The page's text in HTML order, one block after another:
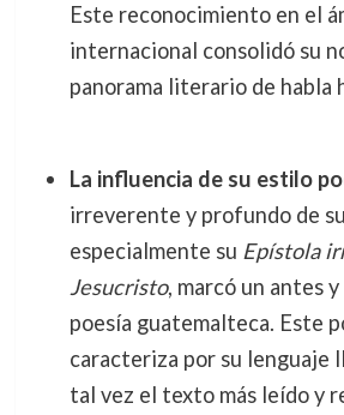
Este reconocimiento en el
internacional consolidó su
panorama literario de habla
La influencia de su estilo
irreverente y profundo de
especialmente su Epístola
Jesucristo, marcó un antes
poesía guatemalteca. Este
caracteriza por su lenguaje
tal vez el texto más leído y